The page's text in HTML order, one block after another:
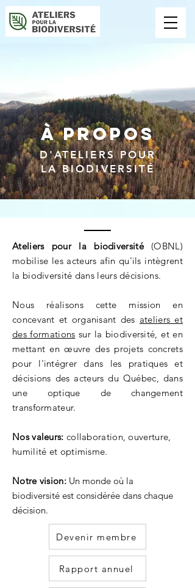
À PROPOS
D'ATELIERS POUR
LA BIODIVERSITÉ
Ateliers pour la biodiversité(OBNL)
mobilise les acteurs afin qu'ils intègrent
la biodiversité dans leurs décisions.
Nous réalisons cette mission en
concevant et organisant des ateliers et
des formations sur la biodiversité, et en
mettant en œuvre des projets concrets
pour l'intégrer dans les pratiques et
décisions des acteurs du Québec, dans
une optique de changement
transformateur.
Nos valeurs: collaboration, ouverture,
humilité et optimisme.
Notre vision: Un monde où la
biodiversité est considérée dans chaque
décision.
Devenir membre
Rapport annuel